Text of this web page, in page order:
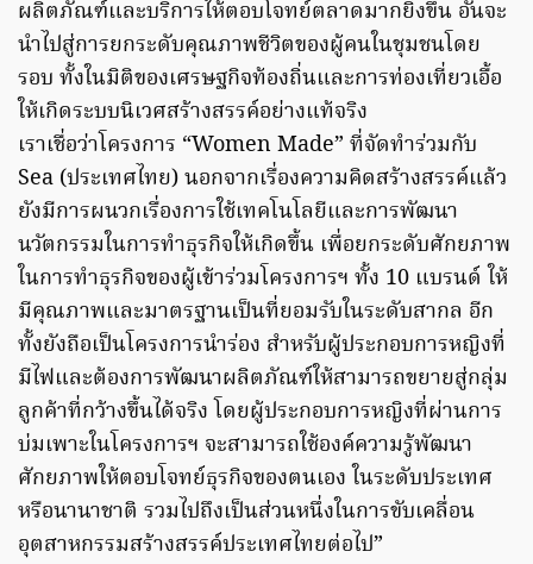
ผลิตภัณฑ์และบริการให้ตอบโจทย์ตลาดมากยิ่งขึ้น อันจะ
นำไปสู่การยกระดับคุณภาพชีวิตของผู้คนในชุมชนโดย
รอบ ทั้งในมิติของเศรษฐกิจท้องถิ่นและการท่องเที่ยวเอื้อ
ให้เกิดระบบนิเวศสร้างสรรค์อย่างแท้จริง
เราเชื่อว่าโครงการ “Women Made” ที่จัดทำร่วมกับ
Sea (ประเทศไทย) นอกจากเรื่องความคิดสร้างสรรค์แล้ว
ยังมีการผนวกเรื่องการใช้เทคโนโลยีและการพัฒนา
นวัตกรรมในการทำธุรกิจให้เกิดขึ้น เพื่อยกระดับศักยภาพ
ในการทำธุรกิจของผู้เข้าร่วมโครงการฯ ทั้ง 10 แบรนด์ ให้
มีคุณภาพและมาตรฐานเป็นที่ยอมรับในระดับสากล อีก
ทั้งยังถือเป็นโครงการนำร่อง สำหรับผู้ประกอบการหญิงที่
มีไฟและต้องการพัฒนาผลิตภัณฑ์ให้สามารถขยายสู่กลุ่ม
ลูกค้าที่กว้างขึ้นได้จริง โดยผู้ประกอบการหญิงที่ผ่านการ
บ่มเพาะในโครงการฯ จะสามารถใช้องค์ความรู้พัฒนา
ศักยภาพให้ตอบโจทย์ธุรกิจของตนเอง ในระดับประเทศ
หรือนานาชาติ รวมไปถึงเป็นส่วนหนึ่งในการขับเคลื่อน
อุตสาหกรรมสร้างสรรค์ประเทศไทยต่อไป”